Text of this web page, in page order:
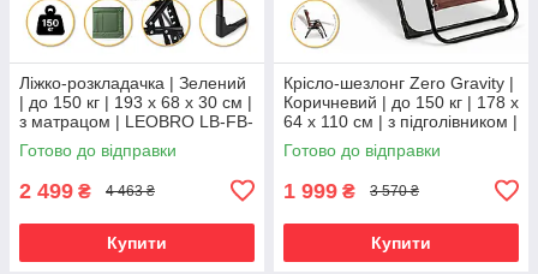
Ліжко-розкладачка | Зелений
| до 150 кг | 193 х 68 х 30 см |
з матрацом | LEOBRO LB-FB-
S1-GRN | для дому, дачі та
кемпінгу
Готово до відправки
2 499 ₴ 4 463 ₴
Купити
Крісло-шезлонг Zero Gravity |
Коричневий | до 150 кг | 178 х
64 х 110 см | з підголівником |
LEOBRO LB-ZGC-G2-BRN |
для дому, дачі
Готово до відправки
1 999 ₴ 3 570 ₴
Купити